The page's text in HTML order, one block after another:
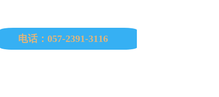
电话：057-2391-3116